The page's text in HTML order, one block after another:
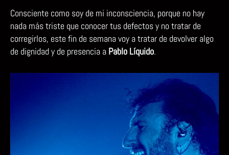
Consciente como soy de mi inconsciencia, porque no hay
nada más triste que conocer tus defectos y no tratar de
corregirlos, este fin de semana voy a tratar de devolver algo
de dignidad y de presencia a Pablo Líquido.